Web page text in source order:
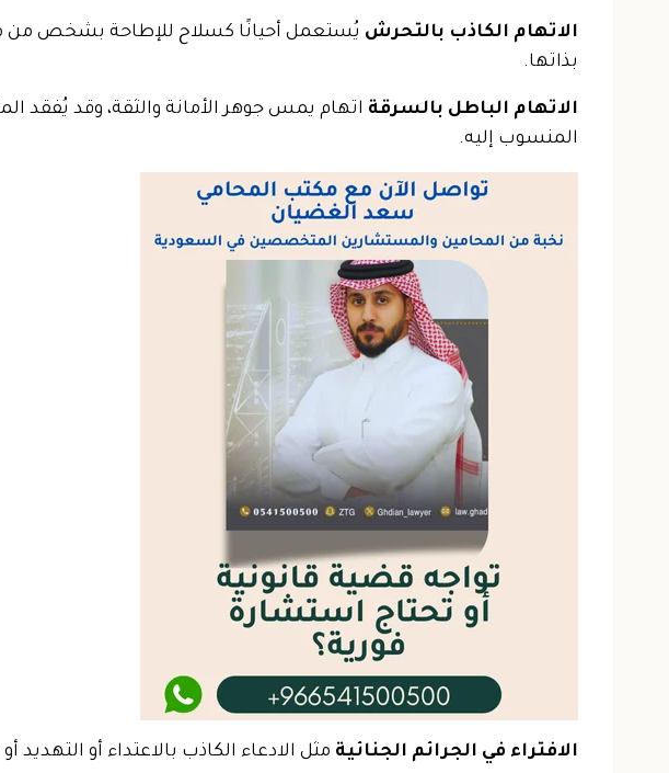
الاتهام الكاذب بالتحرش يُستعمل أحيانًا كسلاح للإطاحة بشخص من
بذاتها.
الاتهام الباطل بالسرقة اتهام يمس جوهر الأمانة والثقة، وقد يُفقد
المنسوب إليه.
الافتراء في الجرائم الجنائية مثل الادعاء الكاذب بالاعتداء أو